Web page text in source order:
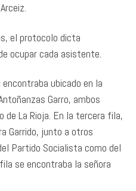
el protocolo dicta
ocupar cada asistente.
ubicado en la
Garro, ambos
La Rioja. En la tercera fila,
Garrido, junto a otros
Partido Socialista como del
se encontraba la señora